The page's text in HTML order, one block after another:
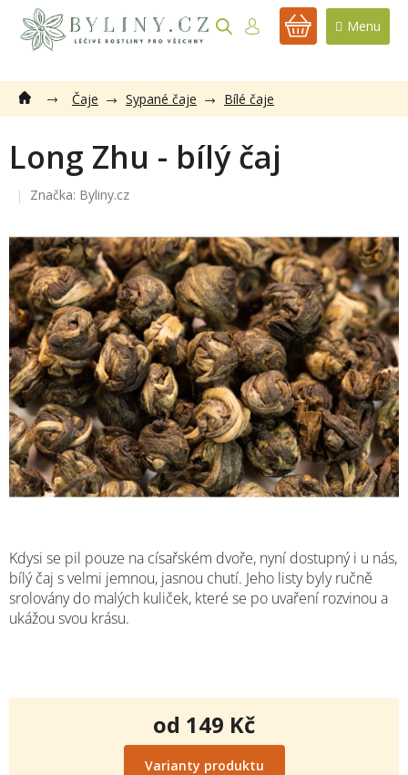
obsah
NÁKUPNÍ
Čaje Sypané čaje Bílé čaje
Long Zhu - bílý čaj
Značka: Byliny.cz
Kdysi se pil pouze na císařském dvoře, nyní dostupný i u nás,
bílý čaj s velmi jemnou, jasnou chutí. Jeho listy byly ručně
srolovány do malých kuliček, které se po uvaření rozvinou a
ukážou svou krásu.
od 149 Kč
Měrná
cena:
Varianty produktu